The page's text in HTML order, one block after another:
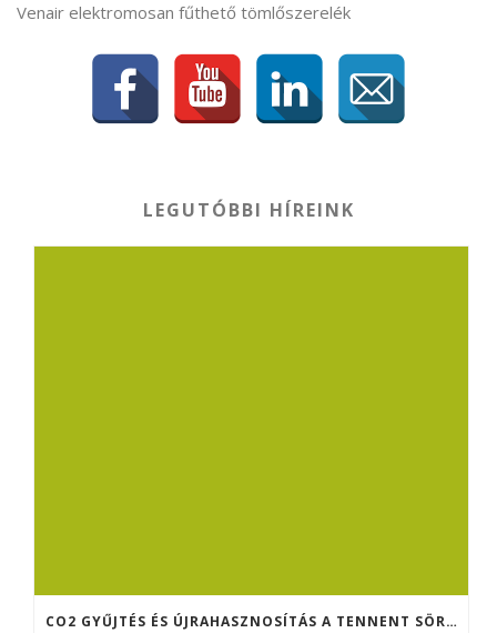
Venair elektromosan fűthető tömlőszerelék
LEGUTÓBBI HÍREINK
CO2 GYŰJTÉS ÉS ÚJRAHASZNOSÍTÁS A TENNENT SÖRFŐZDÉBEN (SKÓCIA)